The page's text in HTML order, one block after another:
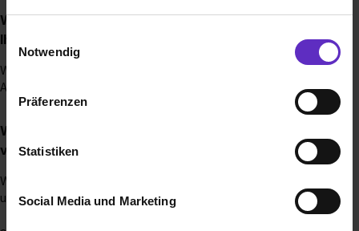
Benutzung der Webseite getroffenen Einstellungen zu
Webseite zu analysieren („Statistiken“), um
Informationen zu deiner Verwendung unserer Website an
Analysen weiterzugeben und um Inhalte und Anzeigen zu
Einwilligungsauswahl
Notwendig
Präferenzen
Statistiken
Social Media und Marketing
Wie viele Ausbildungsstellen werden jährlich bei
Ihnen ausgeschrieben?
Wir suchen jährlich für unsere Ausbildungsberufe 1-2 neue
Auszubildende.
Wie werden Ausbildungsstellen bei Ihnen
vergütet?
Wir sind ein Tarifgebundenes Unternehmen und vergüten
unsere Azubis nach dem TVaÖD.